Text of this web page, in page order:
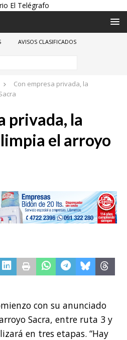
AVISOS CLASIFICADOS
Con empresa privada, la
privada, la
el arroyo
con su anunciado
Sacra, entre ruta 3 y
en tres etapas. “Hay